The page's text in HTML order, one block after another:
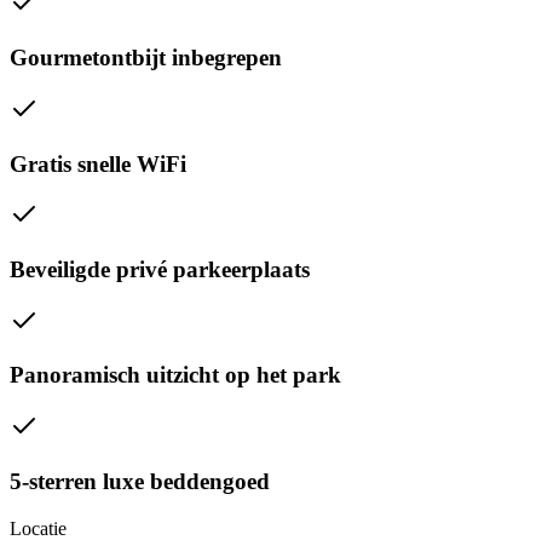
Gourmetontbijt inbegrepen
Gratis snelle WiFi
Beveiligde privé parkeerplaats
Panoramisch uitzicht op het park
5-sterren luxe beddengoed
Locatie